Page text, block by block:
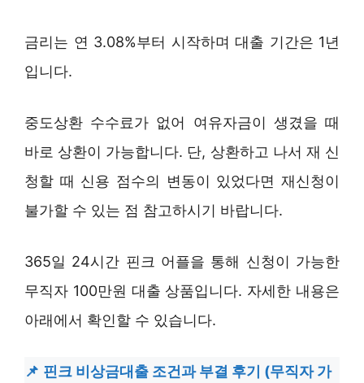
금리는 연 3.08%부터 시작하며 대출 기간은 1년
입니다.
중도상환 수수료가 없어 여유자금이 생겼을 때
바로 상환이 가능합니다. 단, 상환하고 나서 재 신
청할 때 신용 점수의 변동이 있었다면 재신청이
불가할 수 있는 점 참고하시기 바랍니다.
365일 24시간 핀크 어플을 통해 신청이 가능한
무직자 100만원 대출 상품입니다. 자세한 내용은
아래에서 확인할 수 있습니다.
핀크 비상금대출 조건과 부결 후기 (무직자 가